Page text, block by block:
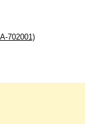
702001)